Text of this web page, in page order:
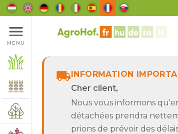
menu
MENU
local_shippingINFORMATION
Cher client,
Nous vous informons
détachées prendra
prions de prévoir des